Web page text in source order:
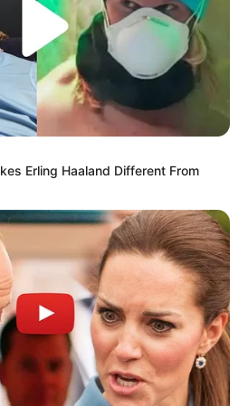
Erling Haaland Different From